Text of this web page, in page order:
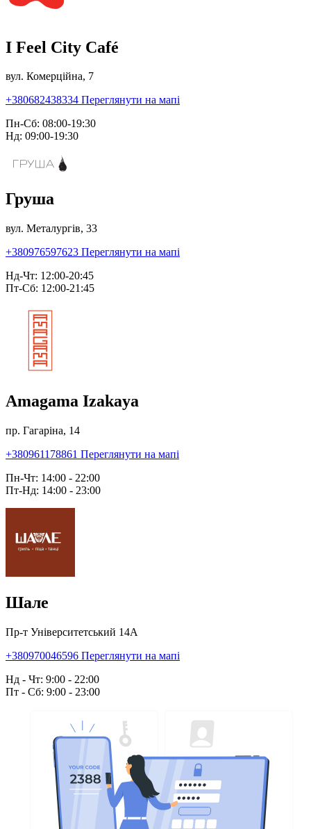
I Feel City Café
вул. Комерційна, 7
+380682438334 Переглянути на мапі
Пн-Сб: 08:00-19:30
Нд: 09:00-19:30
Груша
вул. Металургів, 33
+380976597623 Переглянути на мапі
Нд-Чт: 12:00-20:45
Пт-Сб: 12:00-21:45
Amagama Izakaya
пр. Гагаріна, 14
+380961178861 Переглянути на мапі
Пн-Чт: 14:00 - 22:00
Пт-Нд: 14:00 - 23:00
Шале
Пр-т Університетський 14А
+380970046596 Переглянути на мапі
Нд - Чт: 9:00 - 22:00
Пт - Сб: 9:00 - 23:00